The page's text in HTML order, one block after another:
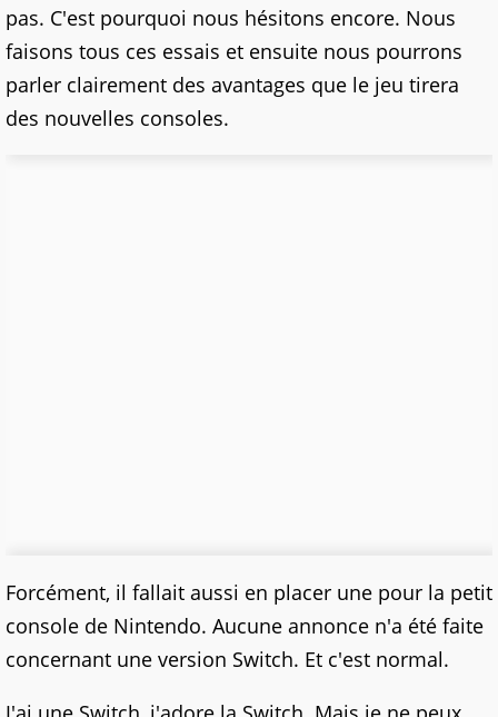
pas. C'est pourquoi nous hésitons encore. Nous
faisons tous ces essais et ensuite nous pourrons
parler clairement des avantages que le jeu tirera
des nouvelles consoles.
Forcément, il fallait aussi en placer une pour la petit
console de Nintendo. Aucune annonce n'a été faite
concernant une version Switch. Et c'est normal.